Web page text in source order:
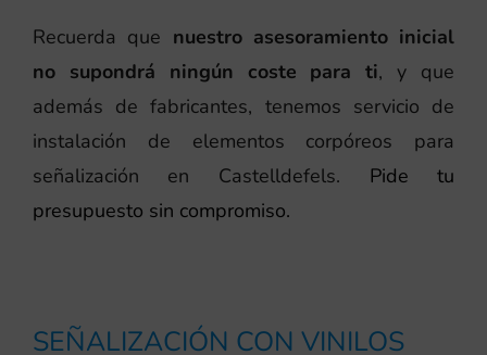
Recuerda que nuestro asesoramiento inicial
no supondrá ningún coste para ti, y que
además de fabricantes, tenemos servicio de
instalación de elementos corpóreos para
señalización en Castelldefels. Pide tu
presupuesto sin compromiso.
SEÑALIZACIÓN CON VINILOS